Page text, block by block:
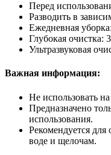
Перед
Разводить в
Ежедневная
Глубокая очистка:
Ультразвуковая
Важная информация:
Не использовать
Предназначено
использования.
Рекомендуется
воде и щелочам.